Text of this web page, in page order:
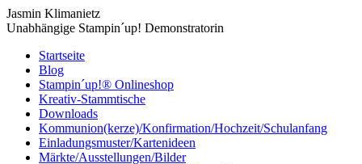
Jasmin Klimanietz
Unabhängige Stampin´up! Demonstratorin
Startseite
Blog
Stampin´up!® Onlineshop
Kreativ-Stammtische
Downloads
Kommunion(kerze)/Konfirmation/Hochzeit/Schulanfang
Einladungsmuster/Kartenideen
Märkte/Ausstellungen/Bilder